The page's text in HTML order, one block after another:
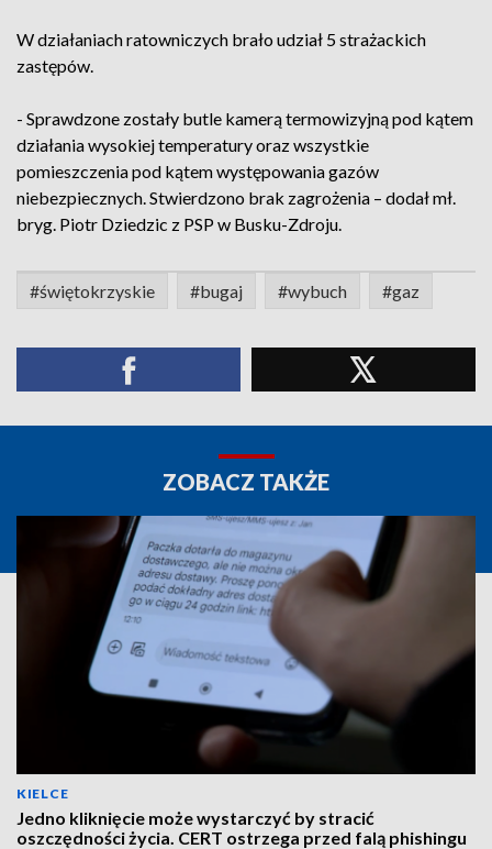
W działaniach ratowniczych brało udział 5 strażackich
zastępów.
- Sprawdzone zostały butle kamerą termowizyjną pod kątem
działania wysokiej temperatury oraz wszystkie
pomieszczenia pod kątem występowania gazów
niebezpiecznych. Stwierdzono brak zagrożenia – dodał mł.
bryg. Piotr Dziedzic z PSP w Busku-Zdroju.
#świętokrzyskie #bugaj #wybuch #gaz
ZOBACZ TAKŻE
KIELCE
Jedno kliknięcie może wystarczyć by stracić
oszczędności życia. CERT ostrzega przed falą phishingu